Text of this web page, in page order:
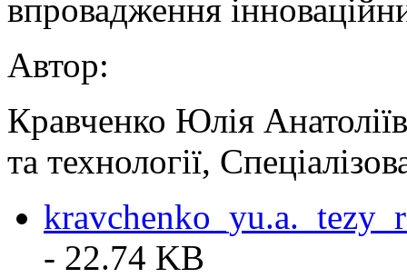
впровадження
Автор:
Кравченко Юлія
та технології,
- 22.74 KB